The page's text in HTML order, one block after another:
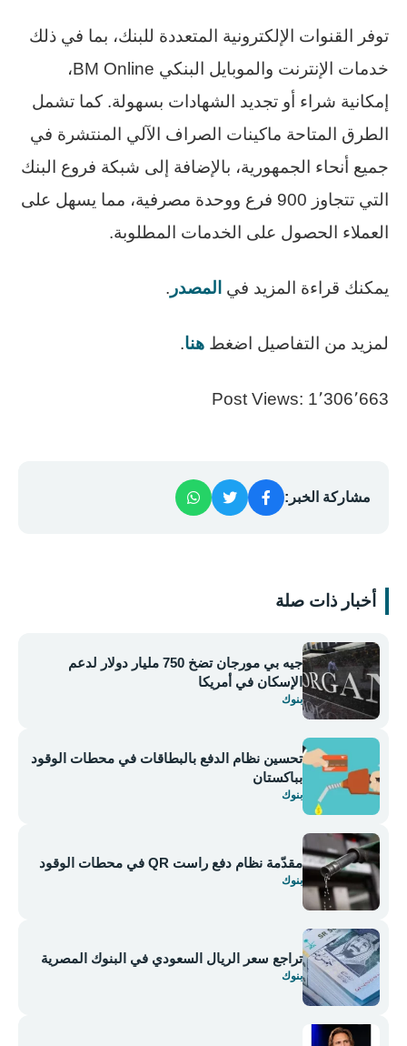
توفر القنوات الإلكترونية المتعددة للبنك، بما في ذلك
خدمات الإنترنت والموبايل البنكي BM Online،
إمكانية شراء أو تجديد الشهادات بسهولة. كما تشمل
الطرق المتاحة ماكينات الصراف الآلي المنتشرة في
جميع أنحاء الجمهورية، بالإضافة إلى شبكة فروع البنك
التي تتجاوز 900 فرع ووحدة مصرفية، مما يسهل على
العملاء الحصول على الخدمات المطلوبة.
يمكنك قراءة المزيد في المصدر .
لمزيد من التفاصيل اضغط هنا.
Post Views: 1٬306٬663
مشاركة الخبر:
أخبار ذات صلة
جيه بي مورجان تضخ 750 مليار دولار لدعم
الإسكان في أمريكا
بنوك
تحسين نظام الدفع بالبطاقات في محطات الوقود
بباكستان
بنوك
مقدّمة نظام دفع راست QR في محطات الوقود
بنوك
تراجع سعر الريال السعودي في البنوك المصرية
بنوك